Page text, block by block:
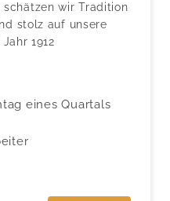
schätzen wir Tradition
stolz auf unsere
1912
eines Quartals